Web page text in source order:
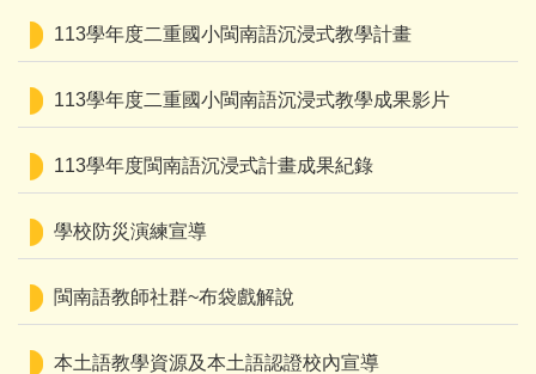
113學年度二重國小閩南語沉浸式教學計畫
113學年度二重國小閩南語沉浸式教學成果影片
113學年度閩南語沉浸式計畫成果紀錄
學校防災演練宣導
閩南語教師社群~布袋戲解說
本土語教學資源及本土語認證校內宣導